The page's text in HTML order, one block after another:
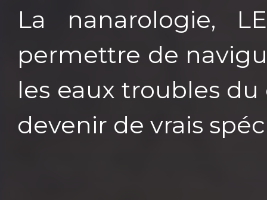
La nanarologie,
permettre de
les eaux troubles
devenir de vrais